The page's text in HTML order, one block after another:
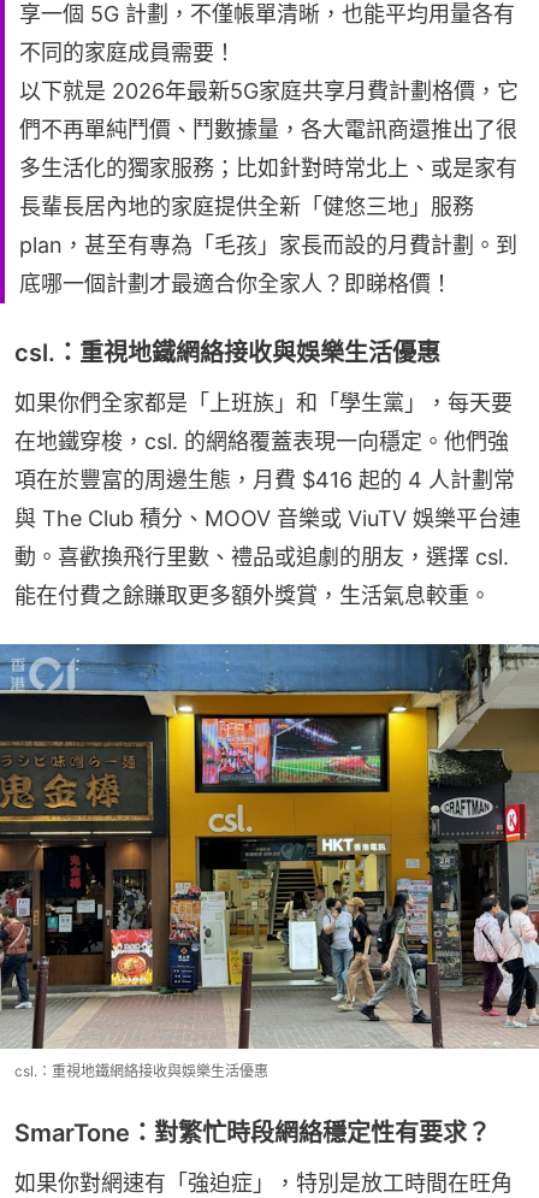
享一個 5G 計劃，不僅帳單清晰，也能平均用量各有
不同的家庭成員需要！
以下就是 2026年最新5G家庭共享月費計劃格價，它
們不再單純鬥價、鬥數據量，各大電訊商還推出了很
多生活化的獨家服務；比如針對時常北上、或是家有
長輩長居內地的家庭提供全新「健悠三地」服務
plan，甚至有專為「毛孩」家長而設的月費計劃。到
底哪一個計劃才最適合你全家人？即睇格價！
csl.：重視地鐵網絡接收與娛樂生活優惠
如果你們全家都是「上班族」和「學生黨」，每天要
在地鐵穿梭，csl. 的網絡覆蓋表現一向穩定。他們強
項在於豐富的周邊生態，月費 $416 起的 4 人計劃常
與 The Club 積分、MOOV 音樂或 ViuTV 娛樂平台連
動。喜歡換飛行里數、禮品或追劇的朋友，選擇 csl.
能在付費之餘賺取更多額外獎賞，生活氣息較重。
csl.：重視地鐵網絡接收與娛樂生活優惠
SmarTone：對繁忙時段網絡穩定性有要求？
如果你對網速有「強迫症」，特別是放工時間在旺角